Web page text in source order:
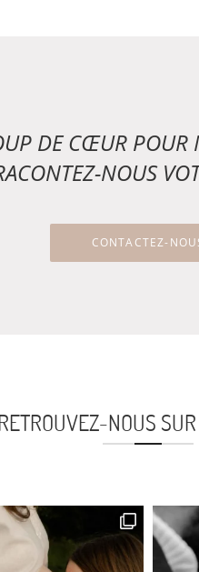
DE CŒUR POUR
NOUS
CONTACTEZ-
NOUS